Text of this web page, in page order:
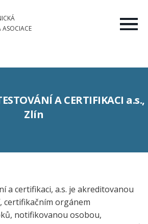
ASOCIACE
A CERTIFIKACI a.s.,
Zlín
a certifikaci, a.s. je akreditovanou
certifikačním orgánem
notifikovanou osobou,